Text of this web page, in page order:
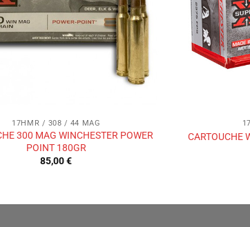
17HMR / 308 / 44 MAG
300 MAG WINCHESTER POWER
POINT 180GR
85,00€
CARTOUCHE